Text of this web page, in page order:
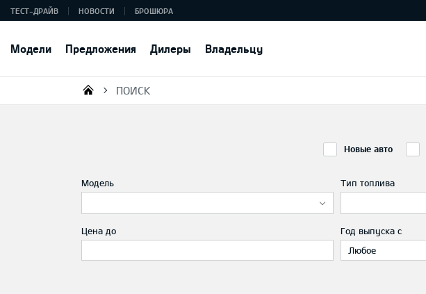
Модели Предложения Дилеры Владельцу
ТЕСТ-ДРАЙВ НОВОСТИ БРОШЮРА
KIA AUTO AS
ПОИСК
Новые авто
Модель Тип топлива
Цена до
Год выпуска с
Любое